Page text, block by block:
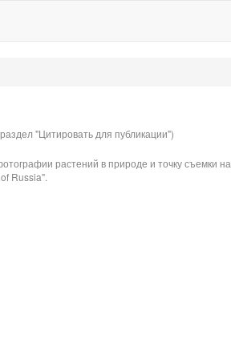
"Цитировать для публикации")
растений в природе и точку съемки на
Russia".